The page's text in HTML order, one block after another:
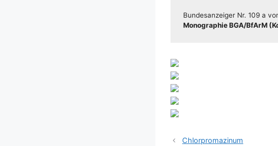
Bun­des­an­zei­ger Nr. 109 a
Mono­gra­phie BGA/​​BfArM
Chlorpromazinum